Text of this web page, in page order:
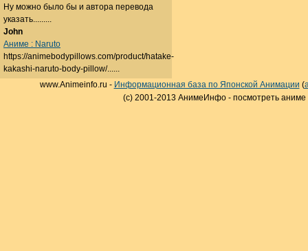
Ну можно было бы и автора перевода
указать.........
John
Аниме : Naruto
https://animebodypillows.com/product/hatake-
kakashi-naruto-body-pillow/......
www.Animeinfo.ru - Информационная база по Японской Анимации (
(c) 2001-2013 АнимеИнфо - посмотреть аниме